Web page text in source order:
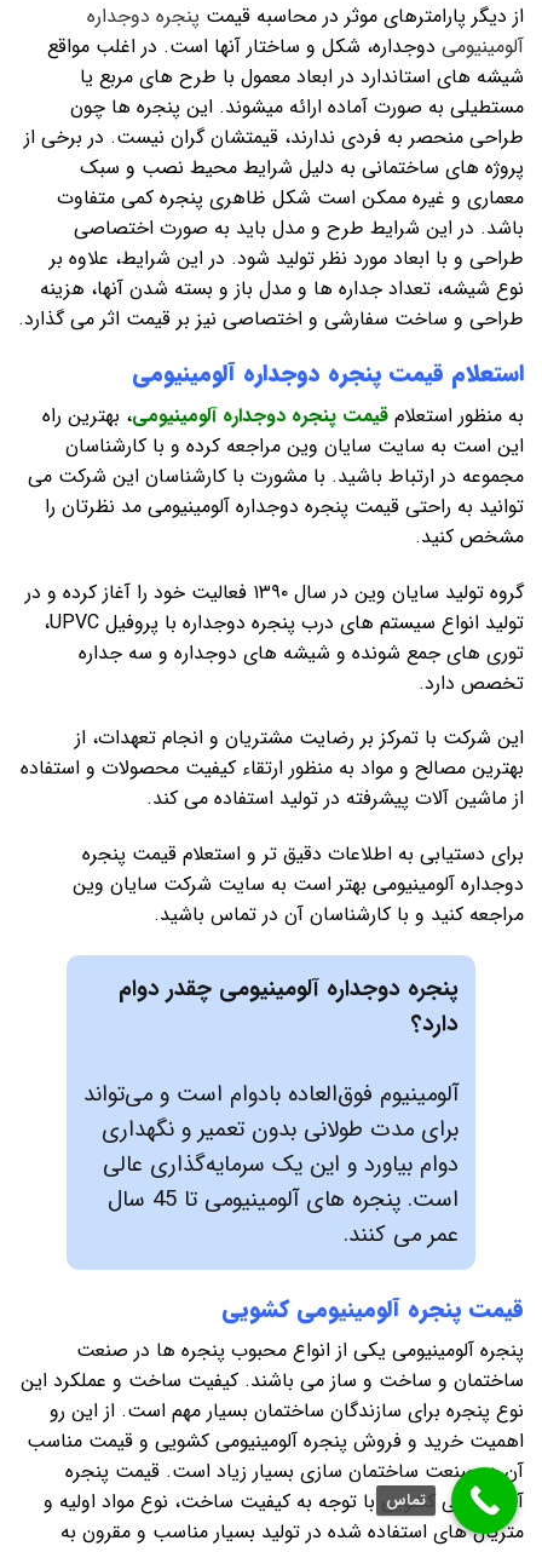
از دیگر پارامترهای موثر در محاسبه قیمت پنجره دوجداره
آلومینیومی دوجداره، شکل و ساختار آنها است. در اغلب مواقع
شیشه های استاندارد در ابعاد معمول با طرح های مربع یا
مستطیلی به صورت آماده ارائه میشوند. این پنجره ها چون
طراحی منحصر به فردی ندارند، قیمتشان گران نیست. در برخی از
پروژه های ساختمانی به دلیل شرایط محیط نصب و سبک
معماری و غیره ممکن است شکل ظاهری پنجره کمی متفاوت
باشد. در این شرایط طرح و مدل باید به صورت اختصاصی
طراحی و با ابعاد مورد نظر تولید شود. در این شرایط، علاوه بر
نوع شیشه، تعداد جداره ها و مدل باز و بسته شدن آنها، هزینه
طراحی و ساخت سفارشی و اختصاصی نیز بر قیمت اثر می گذارد.
استعلام قیمت پنجره دوجداره آلومینیومی
به منظور استعلام قیمت پنجره دوجداره آلومینیومی، بهترین راه
این است به سایت سایان وین مراجعه کرده و با کارشناسان
مجموعه در ارتباط باشید. با مشورت با کارشناسان این شرکت می
توانید به راحتی قیمت پنجره دوجداره آلومینیومی مد نظرتان را
مشخص کنید.
گروه تولید سایان وین در سال ۱۳۹۰ فعالیت خود را آغاز کرده و در
تولید انواع سیستم های درب پنجره دوجداره با پروفیل UPVC،
توری های جمع شونده و شیشه های دوجداره و سه جداره
تخصص دارد.
این شرکت با تمرکز بر رضایت مشتریان و انجام تعهدات، از
بهترین مصالح و مواد به منظور ارتقاء کیفیت محصولات و استفاده
از ماشین آلات پیشرفته در تولید استفاده می کند.
برای دستیابی به اطلاعات دقیق تر و استعلام قیمت پنجره
دوجداره آلومینیومی بهتر است به سایت شرکت سایان وین
مراجعه کنید و با کارشناسان آن در تماس باشید.
پنجره دوجداره آلومینیومی چقدر دوام
دارد؟
آلومینیوم فوق‌العاده بادوام است و می‌تواند
برای مدت طولانی بدون تعمیر و نگهداری
دوام بیاورد و این یک سرمایه‌گذاری عالی
است. پنجره های آلومینیومی تا 45 سال
عمر می کنند.
قیمت پنجره آلومینیومی کشویی
پنجره آلومینیومی یکی از انواع محبوب پنجره ها در صنعت
ساختمان و ساخت و ساز می باشند. کیفیت ساخت و عملکرد این
نوع پنجره برای سازندگان ساختمان بسیار مهم است. از این رو
اهمیت خرید و فروش پنجره آلومینیومی کشویی و قیمت مناسب
آن در صنعت ساختمان سازی بسیار زیاد است. قیمت پنجره
آلومینیومی کشویی با توجه به کیفیت ساخت، نوع مواد اولیه و
متریال های استفاده شده در تولید بسیار مناسب و مقرون به
تماس